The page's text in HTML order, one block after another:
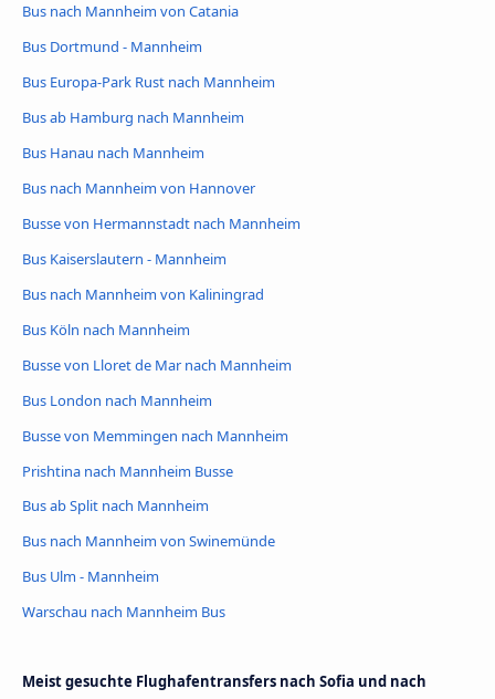
Bus nach Mannheim von Catania
Bus Dortmund - Mannheim
Bus Europa-Park Rust nach Mannheim
Bus ab Hamburg nach Mannheim
Bus Hanau nach Mannheim
Bus nach Mannheim von Hannover
Busse von Hermannstadt nach Mannheim
Bus Kaiserslautern - Mannheim
Bus nach Mannheim von Kaliningrad
Bus Köln nach Mannheim
Busse von Lloret de Mar nach Mannheim
Bus London nach Mannheim
Busse von Memmingen nach Mannheim
Prishtina nach Mannheim Busse
Bus ab Split nach Mannheim
Bus nach Mannheim von Swinemünde
Bus Ulm - Mannheim
Warschau nach Mannheim Bus
Meist gesuchte Flughafentransfers nach Sofia und nach